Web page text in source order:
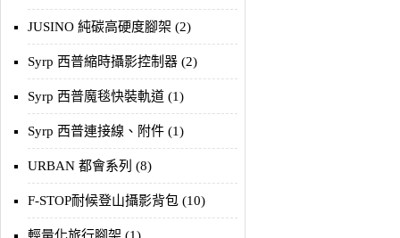
JUSINO 純碳高硬度腳架 (2)
Syrp 西普縮時攝影控制器 (2)
Syrp 西普魔毯快裝軌道 (1)
Syrp 西普連接線、附件 (1)
URBAN 都會系列 (8)
F-STOP耐候登山攝影背包 (10)